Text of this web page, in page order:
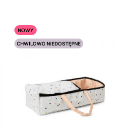
NOWY
CHWILOWO NIEDOSTĘPNE